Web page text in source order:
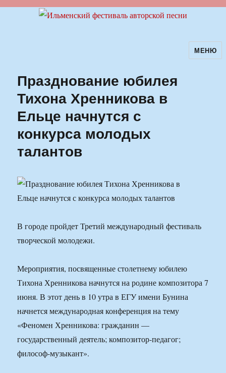
Ильменский фестиваль авторскойМЕНЮ
Празднование юбилея
Тихона Хренникова в
Ельце начнутся с
конкурса молодых
талантов
В городе пройдет Третий международный фестиваль
творческой молодежи.
Мероприятия, посвященные столетнему юбилею
Тихона Хренникова начнутся на родине композитора 7
июня. В этот день в 10 утра в ЕГУ имени Бунина
начнется международная конференция на тему
«Феномен Хренникова: гражданин —
государственный деятель; композитор-педагог;
философ-музыкант».